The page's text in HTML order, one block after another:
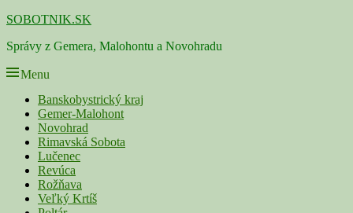
Skip
content
SOBOTNIK.SK
Správy z Gemera, Malohontu a Novohradu
Menu
Primárne
menu
Banskobystrický kraj
Gemer-Malohont
Novohrad
Rimavská Sobota
Lučenec
Revúca
Rožňava
Veľký Krtíš